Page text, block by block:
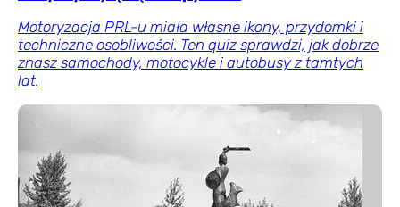
Motoryzacja PRL-u miała własne ikony, przydomki i
techniczne osobliwości. Ten quiz sprawdzi, jak dobrze
znasz samochody, motocykle i autobusy z tamtych
lat.